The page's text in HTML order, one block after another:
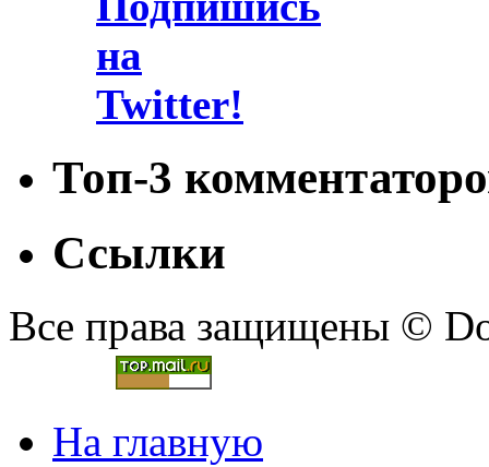
Топ-3
Ссылки
Все права защищены ©
На главную